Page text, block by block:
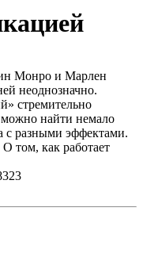
Монро и Марлен
неоднозначно.
стремительно
можно найти немало
с разными эффектами.
том, как работает